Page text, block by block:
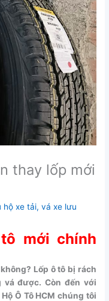
thay lốp mới
hộ xe tải,vá xe lưu
mới chính
Lốp ô tô bị rách
được. Còn đến với
Ô Tô HCM chúng tôi